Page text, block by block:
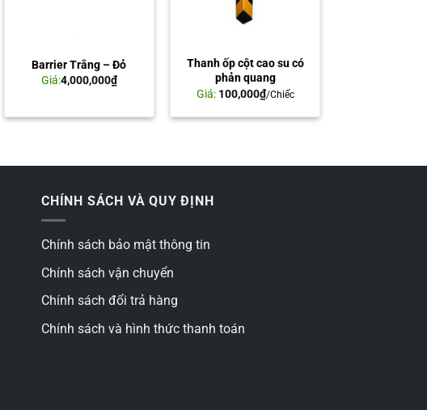
Barrier Trắng – Đỏ
Giá:4,000,000₫
Thanh ốp cột cao su có
phản quang
Giá: 100,000₫/Chiếc
CHÍNH SÁCH VÀ QUY ĐỊNH
Chính sách bảo mật thông tin
Chính sách vận chuyển
Chính sách đổi trả hàng
Chính sách và hình thức thanh toán